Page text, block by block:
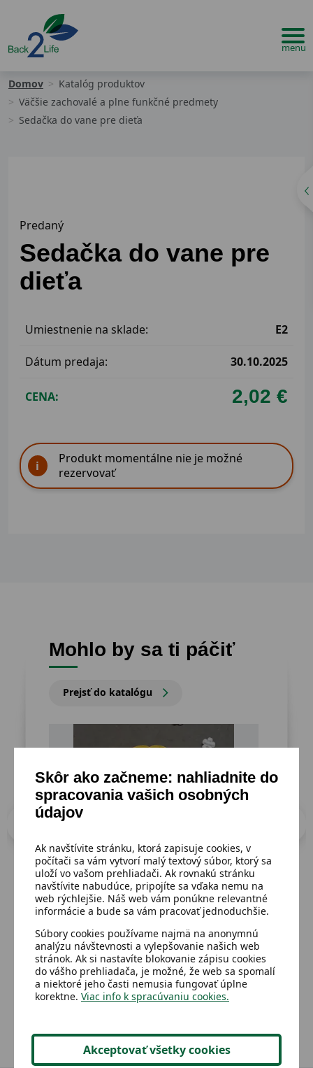
Domov
Katalóg produktov
Väčšie zachovalé a plne funkčné predmety
Sedačka do vane pre dieťa
Predaný
Sedačka do vane pre
dieťa
Umiestnenie na sklade: E2
Dátum predaja: 30.10.2025
CENA: 2,02 €
Produkt momentálne nie je možné
rezervovať
Mohlo by sa ti páčiť
Prejsť do katalógu
Dostupný
Detail 2,02 €
Skôr ako začneme: nahliadnite do
spracovania vašich osobných
údajov
Ak navštívite stránku, ktorá zapisuje cookies, v
počítači sa vám vytvorí malý textový súbor, ktorý sa
uloží vo vašom prehliadači. Ak rovnakú stránku
navštívite nabudúce, pripojíte sa vďaka nemu na
web rýchlejšie. Náš web vám ponúkne relevantné
informácie a bude sa vám pracovať jednoduchšie.
Súbory cookies používame najmä na anonymnú
analýzu návštevnosti a vylepšovanie našich web
stránok. Ak si nastavíte blokovanie zápisu cookies
do vášho prehliadača, je možné, že web sa spomalí
a niektoré jeho časti nemusia fungovať úplne
korektne. Viac info k spracúvaniu cookies.
Akceptovať všetky cookies